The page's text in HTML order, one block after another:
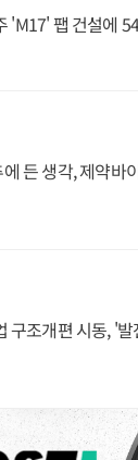
'M17' 팹 건설에
든 생각, 제약바
구조개편 시동, '